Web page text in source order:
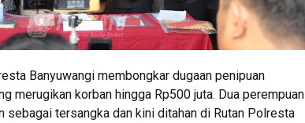
Banyuwangi membongkar dugaan penipuan
merugikan korban hingga Rp500 juta. Dua perempuan
sebagai tersangka dan kini ditahan di Rutan Polresta